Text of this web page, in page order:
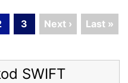
3 Next › Last »
SWIFT